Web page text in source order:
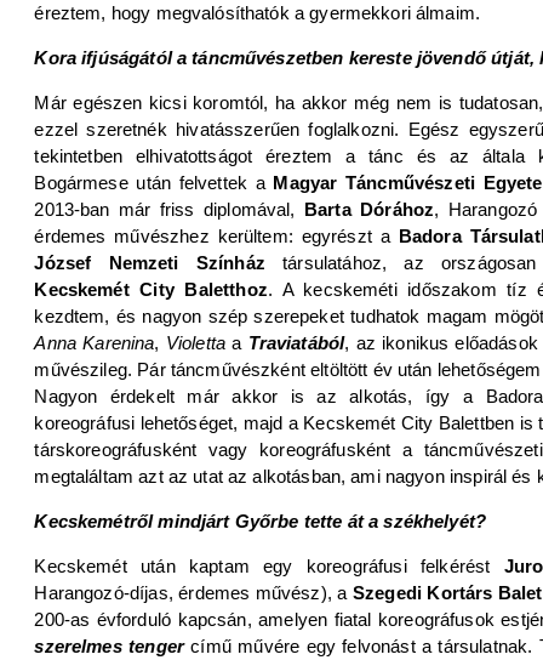
éreztem, hogy megvalósíthatók a gyermekkori álmaim.
Kora ifjúságától a táncművészetben kereste jövendő útját,
Már egészen kicsi koromtól, ha akkor még nem is
ezzel szeretnék hivatásszerűen foglalkozni. Egész
tekintetben elhivatottságot éreztem a tánc és az általa
Bogármese után felvettek a Magyar Táncművészeti
2013-ban már friss diplomával, Barta Dórához,
érdemes művészhez kerültem: egyrészt aBadora
József Nemzeti Színház társulatához, az
Kecskemét City Baletthoz. A kecskeméti időszakom tíz
kezdtem, és nagyon szép szerepeket tudhatok magam
Anna Karenina, Violettaa Traviatából, az ikonikus
művészileg. Pár táncművészként eltöltött év után
Nagyon érdekelt már akkor is az alkotás, így a
koreográfusi lehetőséget, majd a Kecskemét City Balettben
társkoreográfusként vagy koreográfusként a
megtaláltam azt az utat az alkotásban, ami nagyon inspirál és
Kecskemétről mindjárt Győrbe tette át a székhelyét?
Kecskemét után kaptam egy koreográfusi felkérést
Harangozó-díjas, érdemes művész), a Szegedi Kortárs
200-as évforduló kapcsán, amelyen fiatal koreográfusok
szerelmes tenger című művére egy felvonást a társulatnak.